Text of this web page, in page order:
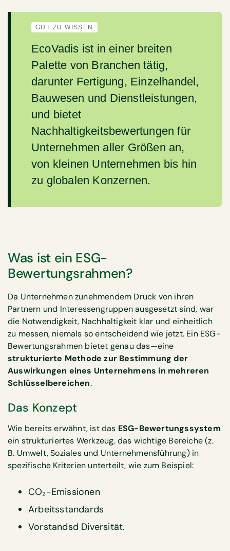
GUT ZU WISSEN
EcoVadis ist in einer breiten
Palette von Branchen tätig,
darunter Fertigung, Einzelhandel,
Bauwesen und Dienstleistungen,
und bietet
Nachhaltigkeitsbewertungen für
Unternehmen aller Größen an,
von kleinen Unternehmen bis hin
zu globalen Konzernen.
Was ist ein ESG-
Bewertungsrahmen?
Da Unternehmen zunehmendem Druck von ihren
Partnern und Interessengruppen ausgesetzt sind, war
die Notwendigkeit, Nachhaltigkeit klar und einheitlich
zu messen, niemals so entscheidend wie jetzt. Ein ESG-
Bewertungsrahmen bietet genau das—eine
strukturierte Methode zur Bestimmung der
Auswirkungen eines Unternehmens in mehreren
Schlüsselbereichen.
Das Konzept
Wie bereits erwähnt, ist das ESG-Bewertungssystem
ein strukturiertes Werkzeug, das wichtige Bereiche (z.
B. Umwelt, Soziales und Unternehmensführung) in
spezifische Kriterien unterteilt, wie zum Beispiel:
CO₂-Emissionen
Arbeitsstandards
Vorstandsd Diversität.